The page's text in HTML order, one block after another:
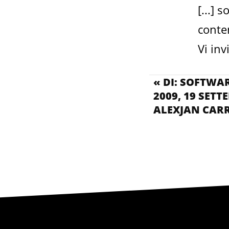
[...]
Vi
« DI:
2009, 19
ALEXJAN